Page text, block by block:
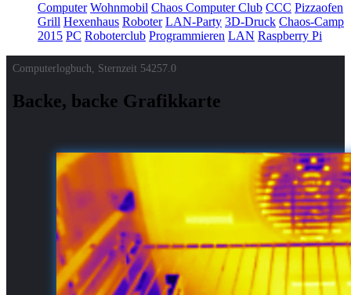
Computer Wohnmobil Chaos Computer Club CCC Pizzaofen
Grill Hexenhaus Roboter LAN-Party 3D-Druck Chaos-Camp
2015 PC Roboterclub Programmieren LAN Raspberry Pi
Computerlogbuch, Sternzeit 54257.0
Backe, backe Grafikkarte